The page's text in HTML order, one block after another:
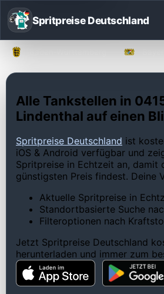
Spritpreise Deutschland
Alle Tankstellen in
Lindenthal auf einen
Spritpreise Deutschland ist
iOS & Android verfügbar und
Spritpreise in Echtzeit an, damit
günstigsten Preis findest. Deine
Aktuelle Spritpreise in
Standortbasierte Suche
Filteroptionen nach
Jetzt Spritpreise Deutschland
herunterladen und immer zum